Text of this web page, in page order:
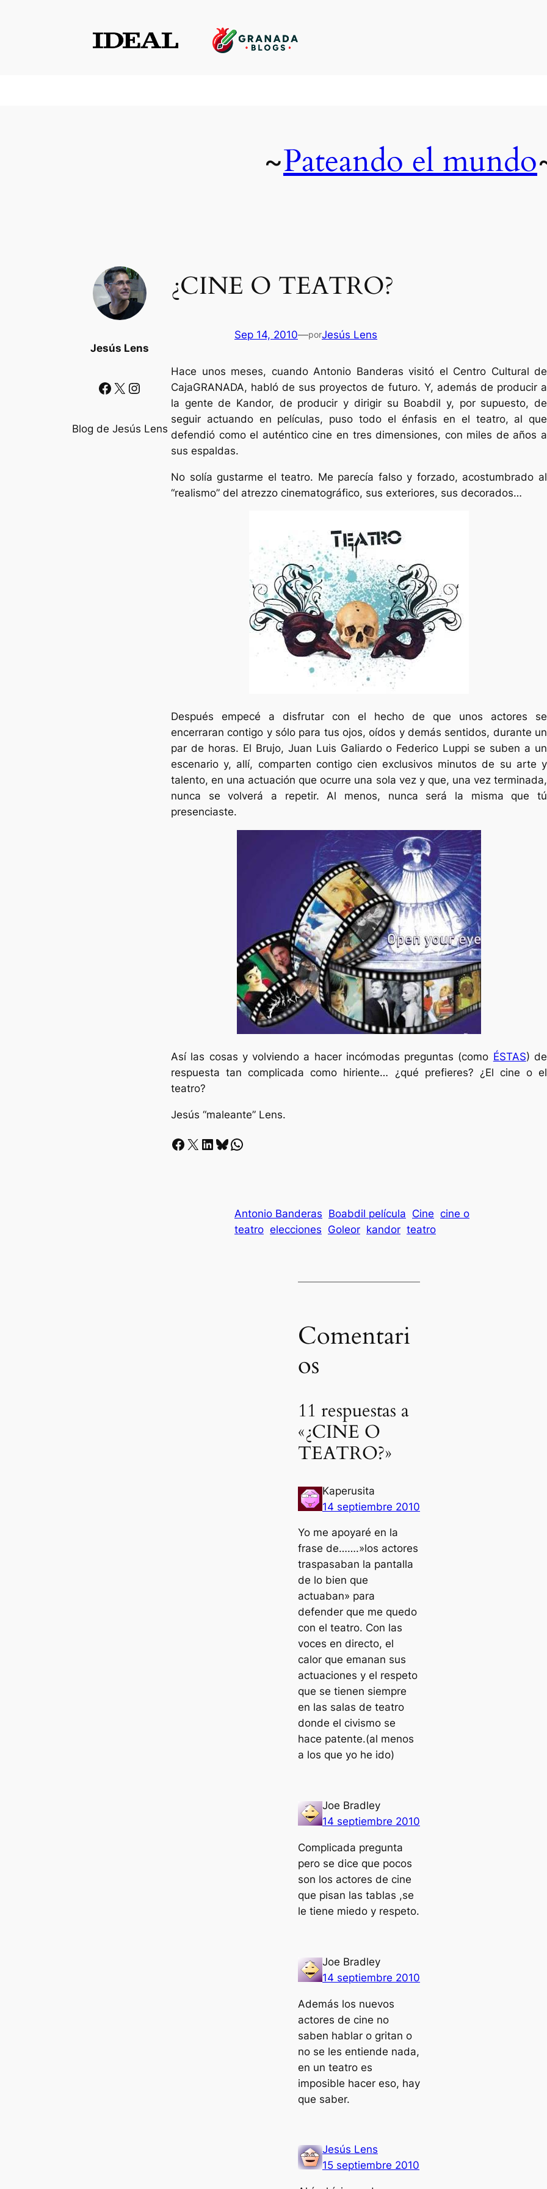
~Pateando el mundo
Jesús Lens
Facebook X Instagram
Blog de Jesús Lens
¿CINE O TEATRO?
Sep 14, 2010—porJesús Lens
Hace unos meses, cuando Antonio Banderas visitó el Centro Cultural de
CajaGRANADA, habló de sus proyectos de futuro. Y, además de producir a
la gente de Kandor, de producir y dirigir su Boabdil y, por supuesto, de
seguir actuando en películas, puso todo el énfasis en el teatro, al que
defendió como el auténtico cine en tres dimensiones, con miles de años a
sus espaldas.
No solía gustarme el teatro. Me parecía falso y forzado, acostumbrado al
“realismo” del atrezzo cinematográfico, sus exteriores, sus decorados…
Después empecé a disfrutar con el hecho de que unos actores se
encerraran contigo y sólo para tus ojos, oídos y demás sentidos, durante un
par de horas. El Brujo, Juan Luis Galiardo o Federico Luppi se suben a un
escenario y, allí, comparten contigo cien exclusivos minutos de su arte y
talento, en una actuación que ocurre una sola vez y que, una vez terminada,
nunca se volverá a repetir. Al menos, nunca será la misma que tú
presenciaste.
Así las cosas y volviendo a hacer incómodas preguntas (como ÉSTAS) de
respuesta tan complicada como hiriente… ¿qué prefieres? ¿El cine o el
teatro?
Jesús “maleante” Lens.
Facebook X LinkedIn Bluesky Whatsapp
Antonio Banderas Boabdil película Cine cine o
teatro elecciones Goleor kandor teatro
Comentari
os
11 respuestas a
«¿CINE O
TEATRO?»
Kaperusita
14 septiembre 2010
Yo me apoyaré en la
frase de…….»los actores
traspasaban la pantalla
de lo bien que
actuaban» para
defender que me quedo
con el teatro. Con las
voces en directo, el
calor que emanan sus
actuaciones y el respeto
que se tienen siempre
en las salas de teatro
donde el civismo se
hace patente.(al menos
a los que yo he ido)
Joe Bradley
14 septiembre 2010
Complicada pregunta
pero se dice que pocos
son los actores de cine
que pisan las tablas ,se
le tiene miedo y respeto.
Joe Bradley
14 septiembre 2010
Además los nuevos
actores de cine no
saben hablar o gritan o
no se les entiende nada,
en un teatro es
imposible hacer eso, hay
que saber.
Jesús Lens
15 septiembre 2010